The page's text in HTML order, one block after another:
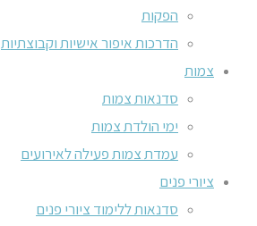
הפקות
הדרכות איפור אישיות וקבוצתיות
צמות
סדנאות צמות
ימי הולדת צמות
עמדת צמות פעילה לאירועים
ציורי פנים
סדנאות ללימוד ציורי פנים